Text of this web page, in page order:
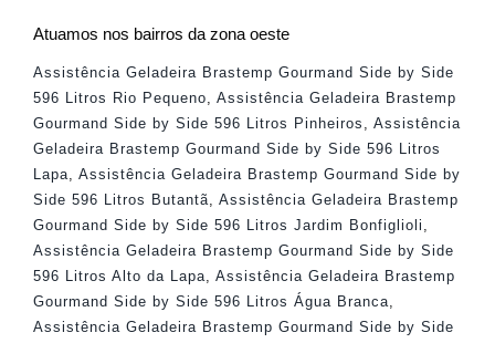
Atuamos nos bairros da zona oeste
Assistência Geladeira Brastemp Gourmand Side by Side
596 Litros Rio Pequeno, Assistência Geladeira Brastemp
Gourmand Side by Side 596 Litros Pinheiros , Assistência
Geladeira Brastemp Gourmand Side by Side 596 Litros
Lapa, Assistência Geladeira Brastemp Gourmand Side by
Side 596 Litros Butantã, Assistência Geladeira Brastemp
Gourmand Side by Side 596 Litros Jardim Bonfiglioli ,
Assistência Geladeira Brastemp Gourmand Side by Side
596 Litros Alto da Lapa, Assistência Geladeira Brastemp
Gourmand Side by Side 596 Litros Água Branca,
Assistência Geladeira Brastemp Gourmand Side by Side